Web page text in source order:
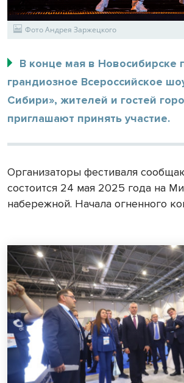
Фото Андрея Заржецкого
В конце мая в Новосибирске
грандиозное Всероссийское
Сибири», жителей и гостей
приглашают принять участие.
Организаторы фестиваля
состоится 24 мая 2025 года на
набережной. Начала огненного